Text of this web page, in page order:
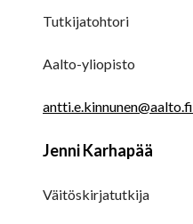
Tutkijatohtori
Aalto-yliopisto
antti.e.kinnunen@aalto.fi
Jenni Karhapää
Väitöskirjatutkija